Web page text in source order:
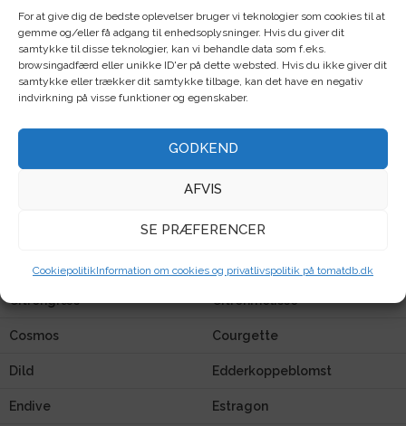
For at give dig de bedste oplevelser bruger vi teknologier som cookies til at
gemme og/eller få adgang til enhedsoplysninger. Hvis du giver dit
samtykke til disse teknologier, kan vi behandle data som f.eks.
browsingadfærd eller unikke ID'er på dette websted. Hvis du ikke giver dit
samtykke eller trækker dit samtykke tilbage, kan det have en negativ
indvirkning på visse funktioner og egenskaber.
GODKEND
AFVIS
SE PRÆFERENCER
CookiepolitikInformation om cookies og privatlivspolitik på tomatdb.dk
Agurk Amsoi
Ananaskirsebær Artiskok
Asiatisk Aubergine
Bønneurt
Broccolikål
Cikorie Cima di rapa
Citrongræs Citronmelisse
Cosmos Courgette
Dild Edderkoppeblomst
Endive Estragon